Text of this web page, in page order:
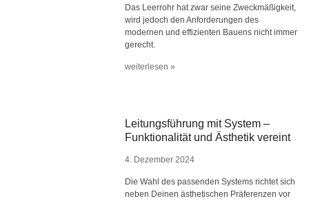
Das Leerrohr hat zwar seine Zweckmäßigkeit,
wird jedoch den Anforderungen des
modernen und effizienten Bauens nicht immer
gerecht.
weiterlesen »
Leitungsführung mit System –
Funktionalität und Ästhetik vereint
4. Dezember 2024
Die Wahl des passenden Systems richtet sich
neben Deinen ästhetischen Präferenzen vor